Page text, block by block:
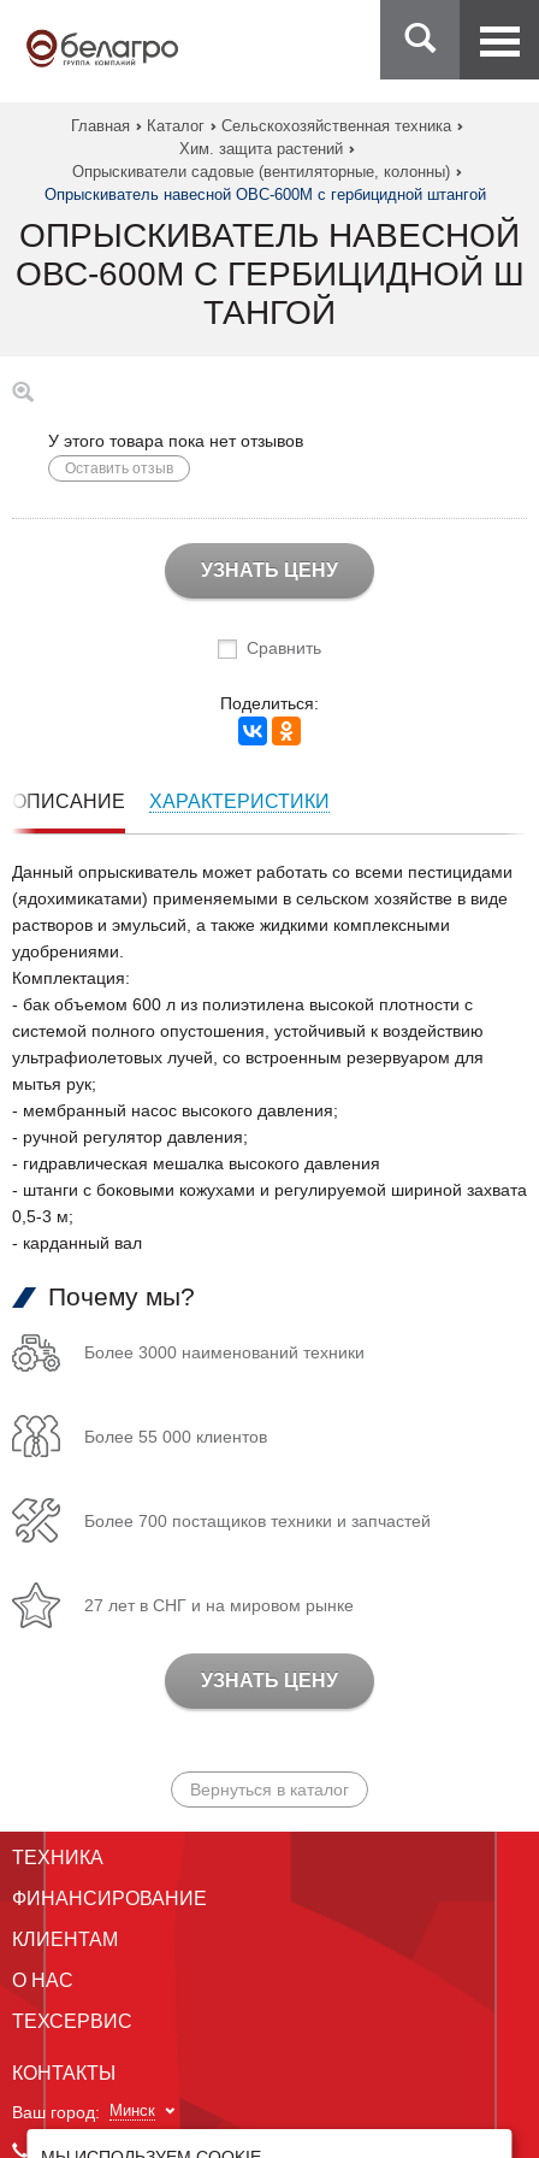
Главная Каталог
Сельскохозяйственная техника
Хим. защита растений
Опрыскиватели садовые (вентиляторные, колонны)
Опрыскиватель навесной ОВС-600М с гербицидной штангой
ОПРЫСКИВАТЕЛЬ НАВЕСНОЙ
ОВС-600М С ГЕРБИЦИДНОЙ Ш
ТАНГОЙ
У этого товара пока нет отзывов
Оставить отзыв
УЗНАТЬ ЦЕНУ
Сравнить
Поделиться:
ОПИСАНИЕ ХАРАКТЕРИСТИКИ
Данный опрыскиватель может работать со всеми пестицидами
(ядохимикатами) применяемыми в сельском хозяйстве в виде
растворов и эмульсий, а также жидкими комплексными
удобрениями.
Комплектация:
- бак объемом 600 л из полиэтилена высокой плотности с
системой полного опустошения, устойчивый к воздействию
ультрафиолетовых лучей, со встроенным резервуаром для
мытья рук;
- мембранный насос высокого давления;
- ручной регулятор давления;
- гидравлическая мешалка высокого давления
- штанги с боковыми кожухами и регулируемой шириной захвата
0,5-3 м;
- карданный вал
Почему мы?
Более 3000 наименований техники
Более 55 000 клиентов
Более 700 постащиков техники и запчастей
27 лет в СНГ и на мировом рынке
УЗНАТЬ ЦЕНУ
Вернуться в каталог
ТЕХНИКА
ФИНАНСИРОВАНИЕ
КЛИЕНТАМ
О НАС
ТЕХСЕРВИС
КОНТАКТЫ
Ваш город: Минск
+375 29 238 97 34